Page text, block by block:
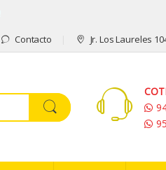
Contacto Jr. Los Laureles